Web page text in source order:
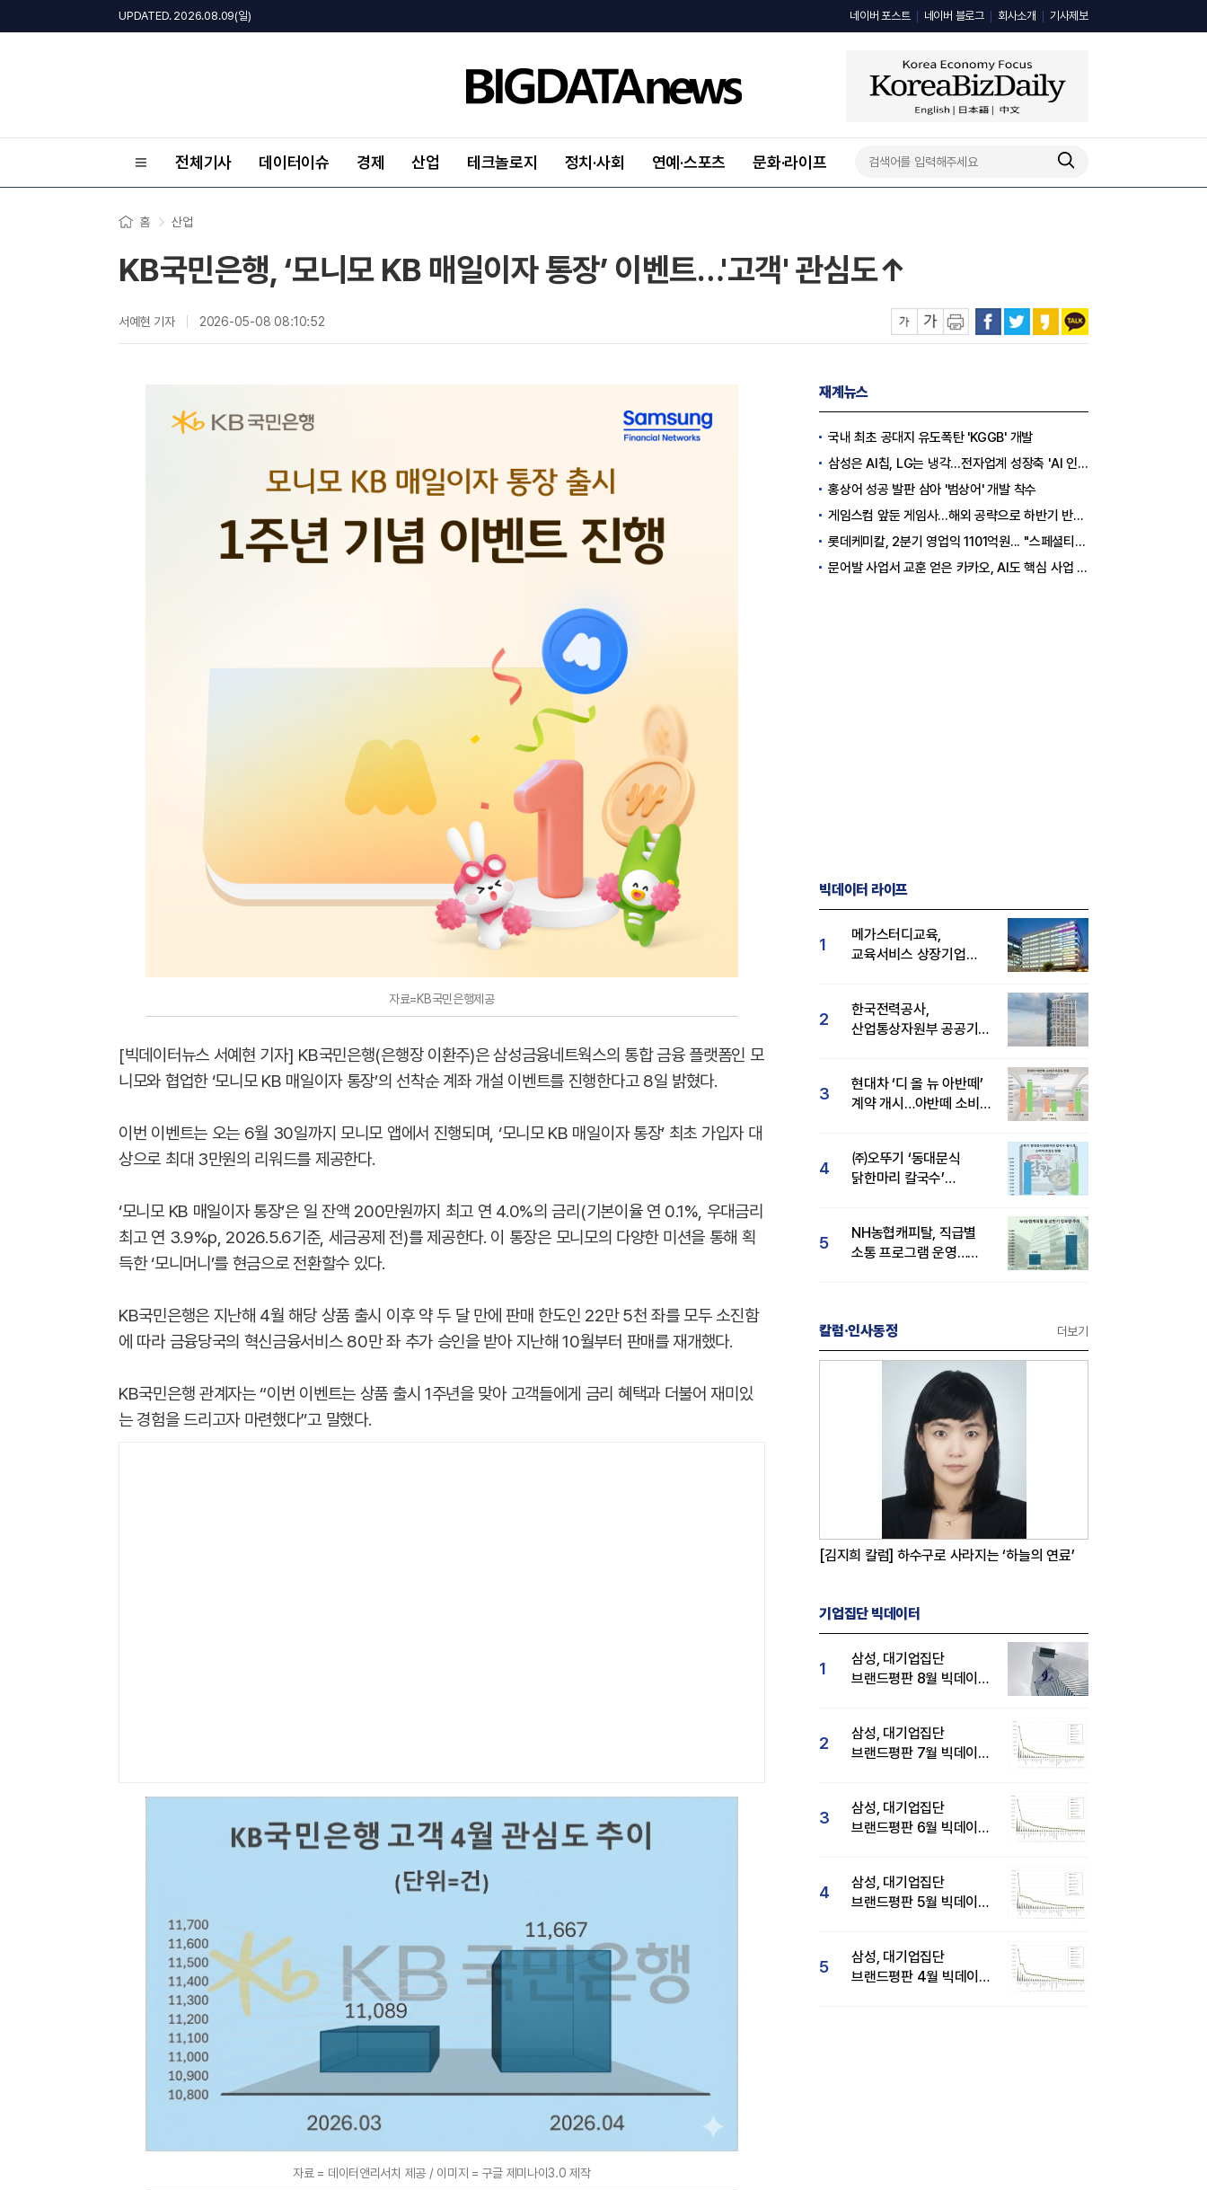
UPDATED. 2026.08.09(일) 네이버 포스트 네이버 블로그 회사소개 기사제보
전체기사 데이터이슈 경제 산업 테크놀로지 정치·사회 연예·스포츠 문화·라이프
홈 산업
KB국민은행, ‘모니모 KB 매일이자 통장’ 이벤트…'고객' 관심도↑
서예현 기자 2026-05-08 08:10:52
자료=KB국민은행제공
[빅데이터뉴스 서예현 기자] KB국민은행(은행장 이환주)은 삼성금융네트웍스의 통합 금융 플랫폼인 모
니모와 협업한 ‘모니모 KB 매일이자 통장’의 선착순 계좌 개설 이벤트를 진행한다고 8일 밝혔다.
이번 이벤트는 오는 6월 30일까지 모니모 앱에서 진행되며, ‘모니모 KB 매일이자 통장’ 최초 가입자 대
상으로 최대 3만원의 리워드를 제공한다.
‘모니모 KB 매일이자 통장’은 일 잔액 200만원까지 최고 연 4.0%의 금리(기본이율 연 0.1%, 우대금리
최고 연 3.9%p, 2026.5.6기준, 세금공제 전)를 제공한다. 이 통장은 모니모의 다양한 미션을 통해 획
득한 ‘모니머니’를 현금으로 전환할수 있다.
KB국민은행은 지난해 4월 해당 상품 출시 이후 약 두 달 만에 판매 한도인 22만 5천 좌를 모두 소진함
에 따라 금융당국의 혁신금융서비스 80만 좌 추가 승인을 받아 지난해 10월부터 판매를 재개했다.
KB국민은행 관계자는 “이번 이벤트는 상품 출시 1주년을 맞아 고객들에게 금리 혜택과 더불어 재미있
는 경험을 드리고자 마련했다”고 말했다.
자료 = 데이터앤리서치 제공 / 이미지 = 구글 제미나이3.0 제작
재계뉴스
국내 최초 공대지 유도폭탄 'KGGB' 개발
삼성은 AI칩, LG는 냉각…전자업계 성장축 'AI 인프라'로 이동
홍상어 성공 발판 삼아 '범상어' 개발 착수
게임스컴 앞둔 게임사…해외 공략으로 하반기 반등 꾀한다
롯데케미칼, 2분기 영업익 1101억원... "스페셜티 전환 가속"
문어발 사업서 교훈 얻은 카카오, AI도 핵심 사업 '선택과 집중'
빅데이터 라이프
1
메가스터디교육,
교육서비스 상장기업
2
한국전력공사,
산업통상자원부 공공기관
3
현대차 ‘디 올 뉴 아반떼’
계약 개시…아반떼 소비자
4
㈜오뚜기 ‘동대문식
닭한마리 칼국수’
5
NH농협캐피탈, 직급별
소통 프로그램 운영…
칼럼·인사동정 더보기
[김지희 칼럼] 하수구로 사라지는 ‘하늘의 연료’
기업집단 빅데이터
1
삼성, 대기업집단
브랜드평판 8월 빅데이터
2
삼성, 대기업집단
브랜드평판 7월 빅데이터
3
삼성, 대기업집단
브랜드평판 6월 빅데이터
4
삼성, 대기업집단
브랜드평판 5월 빅데이터
5
삼성, 대기업집단
브랜드평판 4월 빅데이터